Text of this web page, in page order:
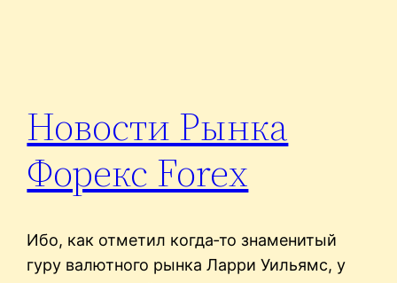
Новости Рынка
Форекс Forex
Ибо, как отметил когда‑то знаменитый
гуру валютного рынка Ларри Уильямс, у